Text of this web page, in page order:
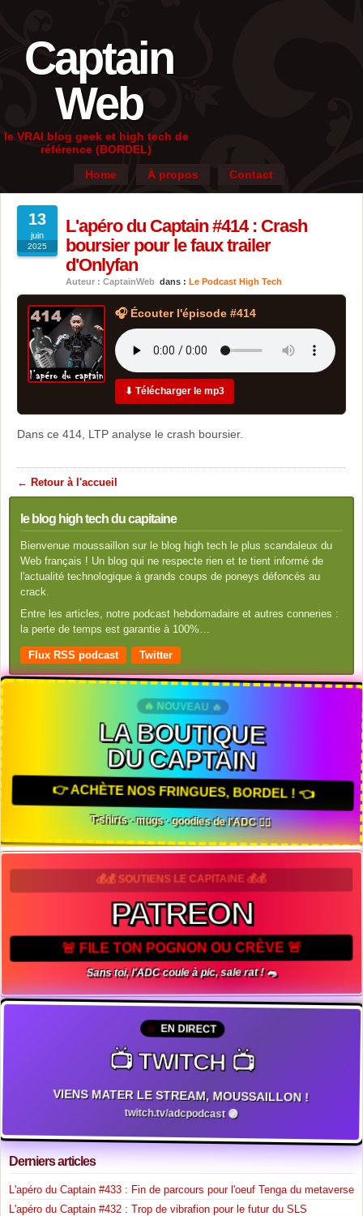
Captain
Web
le VRAI blog geek et high tech de
référence (BORDEL)
Home
À propos Contact
13
juin
2025
L'apéro du Captain #414 : Crash
boursier pour le faux trailer
d'Onlyfan
Auteur : CaptainWeb dans : Le Podcast High Tech
🎧 Écouter l'épisode #414
⬇ Télécharger le mp3
Dans ce 414, LTP analyse le crash boursier.
← Retour à l'accueil
le blog high tech du capitaine
Bienvenue moussaillon sur le blog high tech le plus scandaleux du
Web français ! Un blog qui ne respecte rien et te tient informé de
l'actualité technologique à grands coups de poneys défoncés au
crack.
Entre les articles, notre podcast hebdomadaire et autres conneries :
la perte de temps est garantie à 100%…
Flux RSS podcast Twitter
🔥 NOUVEAU 🔥
LA BOUTIQUE
DU CAPTAIN
👉 ACHÈTE NOS FRINGUES, BORDEL ! 👈
T-shirts · mugs · goodies de l'ADC 🏴‍☠️
💰💰 SOUTIENS LE CAPITAINE 💰💰
PATREON
🚨 FILE TON POGNON OU CRÈVE 🚨
Sans toi, l'ADC coule à pic, sale rat ! 🐀
EN DIRECT
📺 TWITCH 📺
VIENS MATER LE STREAM, MOUSSAILLON !
twitch.tv/adcpodcast 🟣
Derniers articles
L'apéro du Captain #433 : Fin de parcours pour l'oeuf Tenga du metaverse
L'apéro du Captain #432 : Trop de vibrafion pour le futur du SLS